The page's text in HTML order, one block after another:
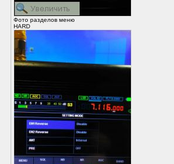
Фото разделов меню
HARD